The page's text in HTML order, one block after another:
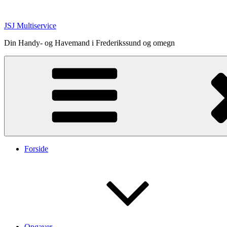
indhold
JSJ Multiservice
Din Handy- og Havemand i Frederikssund og omegn
Forside